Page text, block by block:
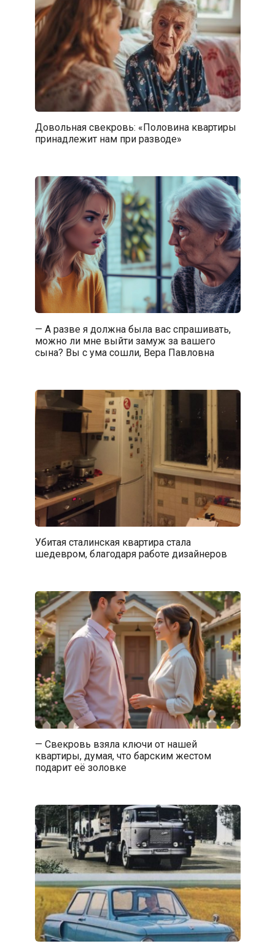
Довольная свекровь: «Половина квартиры
принадлежит нам при разводе»
— А разве я должна была вас спрашивать,
можно ли мне выйти замуж за вашего
сына? Вы с ума сошли, Вера Павловна
Убитая сталинская квартира стала
шедевром, благодаря работе дизайнеров
— Свекровь взяла ключи от нашей
квартиры, думая, что барским жестом
подарит её золовке